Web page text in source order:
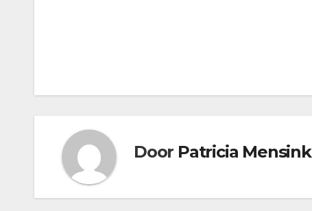
Door Patricia Mensink